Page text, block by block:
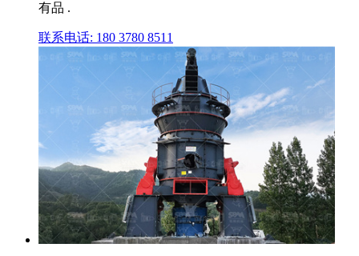
有品 .
联系电话: 180 3780 8511